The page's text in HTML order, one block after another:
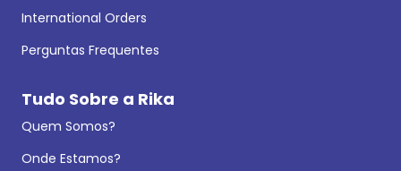
International Orders
Perguntas Frequentes
Tudo Sobre a Rika
Quem Somos?
Onde Estamos?